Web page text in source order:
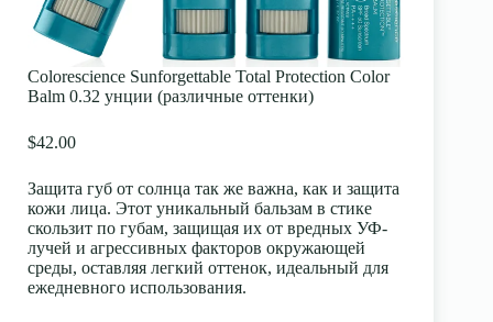
Colorescience Sunforgettable Total Protection Color
Balm 0.32 унции (различные оттенки)
$42.00
Защита губ от солнца так же важна, как и защита
кожи лица. Этот уникальный бальзам в стике
скользит по губам, защищая их от вредных УФ-
лучей и агрессивных факторов окружающей
среды, оставляя легкий оттенок, идеальный для
ежедневного использования.